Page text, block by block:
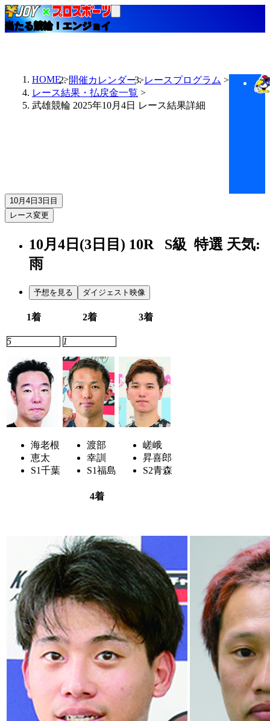
当たる競輪！エンジョイ
HOME 開催カレンダー
レースプログラム
レース結果・払戻金一覧
武雄競輪 2025年10月4日 レース結果詳細
10月4日 3日目
レース変更
10月4日(3日目) 10R S級 特選 天気:
雨
予想を見る ダイジェスト映像
1着 2着 3着
5
海老根
恵太
S1千葉
1
渡部
幸訓
S1福島
嵯峨
昇喜郎
S2青森
4着